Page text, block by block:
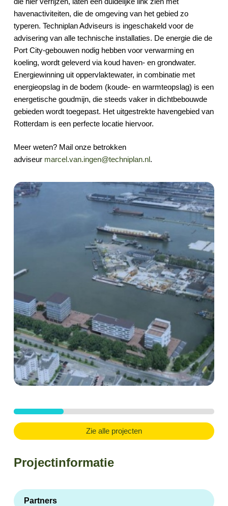
havenactiviteiten, die de omgeving van het gebied zo
typeren. Techniplan Adviseurs is ingeschakeld voor de
advisering van alle technische installaties. De energie die de
Port City-gebouwen nodig hebben voor verwarming en
koeling, wordt geleverd via koud haven- en grondwater.
Energiewinning uit oppervlaktewater, in combinatie met
energieopslag in de bodem (koude- en warmteopslag) is een
energetische goudmijn, die steeds vaker in dichtbebouwde
gebieden wordt toegepast. Het uitgestrekte havengebied van
Rotterdam is een perfecte locatie hiervoor.
Meer weten? Mail onze betrokken
adviseur marcel.van.ingen@techniplan.nl.
Zie alle projecten
Projectinformatie
Partners